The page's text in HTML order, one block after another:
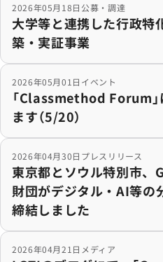
2026年05月18日 公募・調達
大学等と連携した行政特
築・実証事業
大学等と連携した行政特化
2026年05月01日 イベント
「Classmethod Forum
ます（5/20）
「Classmethod Forum」に
2026年04月30日 プレスリリース
東京都とソウル特別市、
財団がデジタル・AI等の
締結しました
東京都とソウル特別市、
2026年04月21日 メディア
LOTIのブログにて、「